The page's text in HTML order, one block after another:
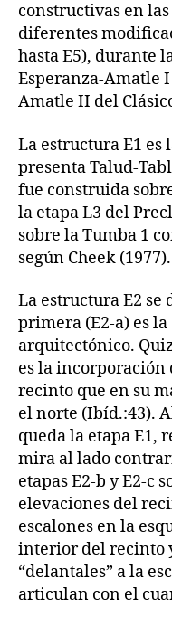
constructivas en
diferentes
hasta E5), durante
Esperanza-Amatle
Amatle II del
La estructura E1 es
presenta Talud-
fue construida
la etapa L3 del
sobre la Tumba 1
según Cheek (1977).
La estructura E2 se
primera (E2-a) es
arquitectónico.
es la incorporación
recinto que en su
el norte (Ibíd.:43).
queda la etapa E1,
mira al lado
etapas E2-b y E2-c
elevaciones del
escalones en la
interior del recinto
“delantales” a la
articulan con el